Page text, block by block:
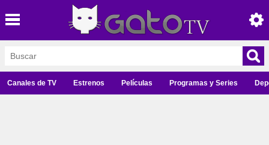
Canales de TV Estrenos Películas Programas y Series